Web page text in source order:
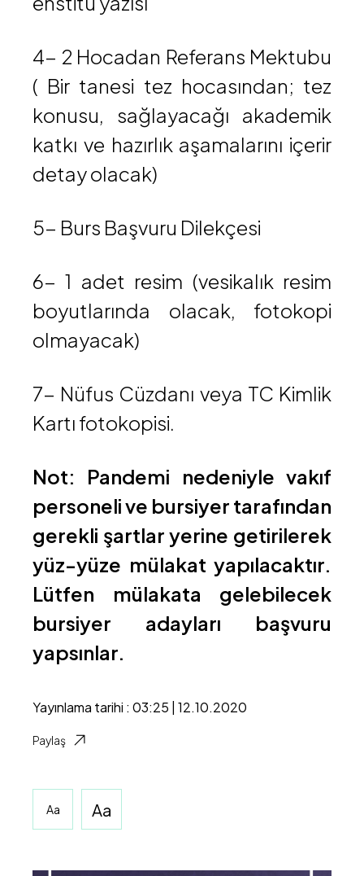
4- 2 Hocadan Referans Mektubu
( Bir tanesi tez hocasından; tez
konusu, sağlayacağı akademik
katkı ve hazırlık aşamalarını içerir
detay olacak)
5- Burs Başvuru Dilekçesi
6- 1 adet resim (vesikalık resim
boyutlarında olacak, fotokopi
olmayacak)
7- Nüfus Cüzdanı veya TC Kimlik
Kartı fotokopisi.
Not:
Pandemi nedeniyle vakıf
personeli ve bursiyer tarafından
gerekli şartlar yerine getirilerek
yüz-yüze mülakat yapılacaktır.
Lütfen mülakata gelebilecek
bursiyer adayları başvuru
yapsınlar.
Yayınlama tarihi : 03:25 | 12.10.2020
Paylaş
Aa Aa